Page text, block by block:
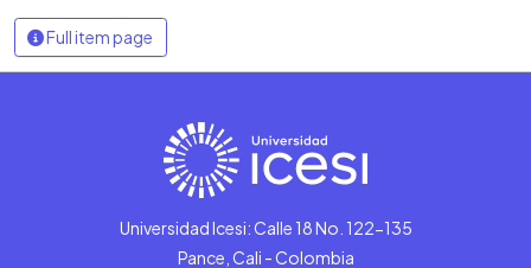
Full item page
Universidad Icesi: Calle 18 No. 122-135
Pance, Cali - Colombia